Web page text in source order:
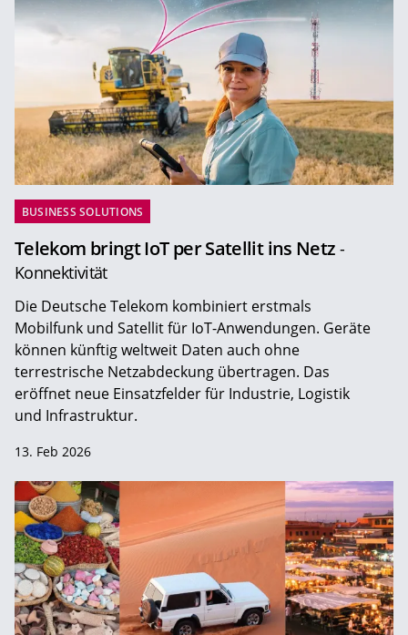
BUSINESS SOLUTIONS
Telekom bringt IoT per Satellit ins Netz -
Konnektivität
Die Deutsche Telekom kombiniert erstmals
Mobilfunk und Satellit für IoT-Anwendungen. Geräte
können künftig weltweit Daten auch ohne
terrestrische Netzabdeckung übertragen. Das
eröffnet neue Einsatzfelder für Industrie, Logistik
und Infrastruktur.
13. Feb 2026